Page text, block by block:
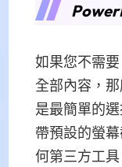
如果您不需
全部內容，
是最簡單的
帶預設的螢
何第三方工